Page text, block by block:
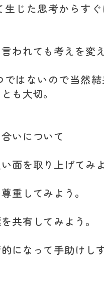
生じた思考からす
われても考えを変
はないので当然
も大切。
いについて
を取り上げてみよ
してみよう。
有してみよう。
って手助けしす